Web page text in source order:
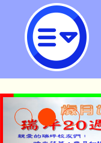
114年原住
坪國民中學